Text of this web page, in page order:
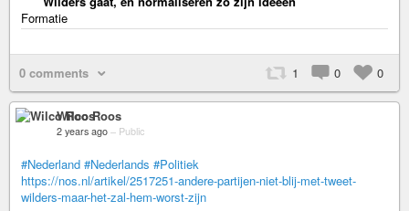
Formatie
0 comments 1 0 0
Wilco Roos
2 years ago – Public
#Nederland #Nederlands #Politiek
https://nos.nl/artikel/2517251-andere-partijen-niet-blij-met-tweet-
wilders-maar-het-zal-hem-worst-zijn